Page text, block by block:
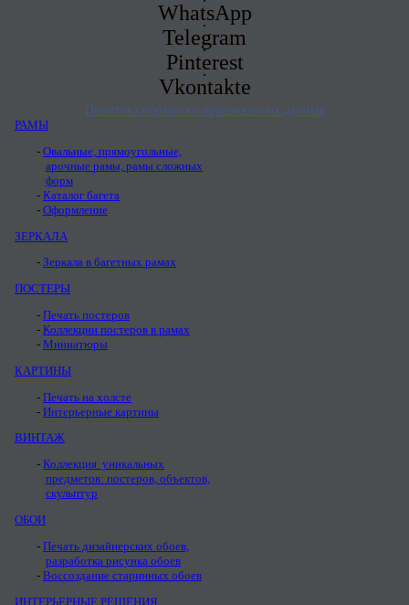
WhatsApp
Telegram
Pinterest
Vkontakte
Политика обработки персональных данных
РАМЫ
Овальные, прямоугольные,
арочные рамы, рамы сложных
форм
Каталог багета
Оформление
ЗЕРКАЛА
Зеркала в багетных рамах
ПОСТЕРЫ
Печать постеров
Коллекции постеров в рамах
Миниатюры
КАРТИНЫ
Печать на холсте
Интерьерные картины
ВИНТАЖ
Коллекция уникальных
предметов: постеров, объектов,
скульптур
ОБОИ
Печать дизайнерских обоев,
разработка рисунка обоев
Воссоздание старинных обоев
ИНТЕРЬЕРНЫЕ РЕШЕНИЯ